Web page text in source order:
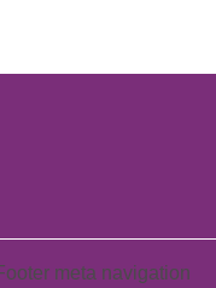
meta navigation